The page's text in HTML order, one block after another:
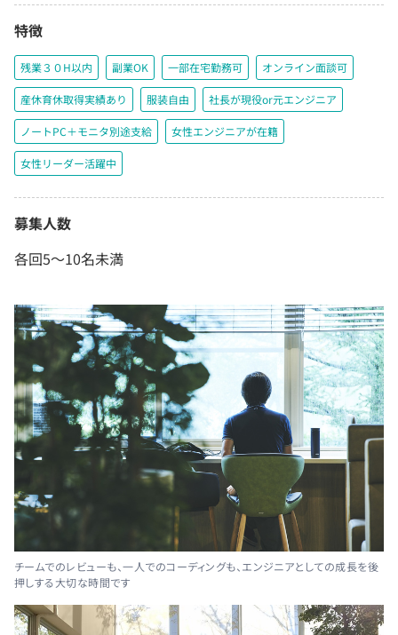
特徴
残業３０H以内 副業OK 一部在宅勤務可 オンライン面談可
産休育休取得実績あり 服装自由 社長が現役or元エンジニア
ノートPC＋モニタ別途支給 女性エンジニアが在籍
女性リーダー活躍中
募集人数
各回5〜10名未満
チームでのレビューも、一人でのコーディングも、エンジニアとしての成長を後
押しする大切な時間です